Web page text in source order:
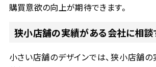
購買意欲の向上が期待できます。
狭小店舗の実績がある会社に相談
小さい店舗のデザインでは、狭小店舗